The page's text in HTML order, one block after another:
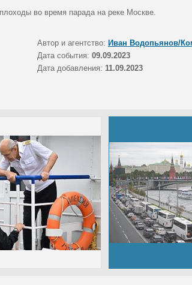
во время парада на реке Москве.
Автор и агентство: Иван Водопьянов/
Дата события: 09.09.2023
Дата добавления: 11.09.2023